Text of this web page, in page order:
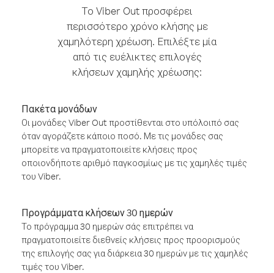
Το Viber Out προσφέρει
περισσότερο χρόνο κλήσης με
χαμηλότερη χρέωση. Επιλέξτε μία
από τις ευέλικτες επιλογές
κλήσεων χαμηλής χρέωσης:
Πακέτα μονάδων
Οι μονάδες Viber Out προστίθενται στο υπόλοιπό σας
όταν αγοράζετε κάποιο ποσό. Με τις μονάδες σας
μπορείτε να πραγματοποιείτε κλήσεις προς
οποιονδήποτε αριθμό παγκοσμίως με τις χαμηλές τιμές
του Viber.
Προγράμματα κλήσεων 30 ημερών
Το πρόγραμμα 30 ημερών σάς επιτρέπει να
πραγματοποιείτε διεθνείς κλήσεις προς προορισμούς
της επιλογής σας για διάρκεια 30 ημερών με τις χαμηλές
τιμές του Viber.